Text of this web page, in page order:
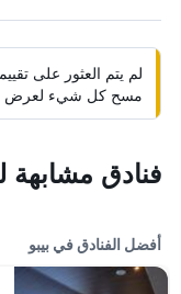
لم يتم العثور على
مسح كل شيء لعرض
فنادق مشابهة
أفضل الفنادق في بيبو